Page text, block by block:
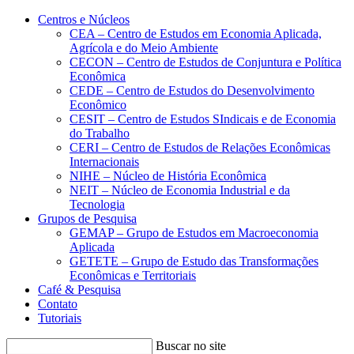
Conteúdo principal Menu principal
Centros e Núcleos
CEA – Centro de Estudos em Economia Aplicada,
Agrícola e do Meio Ambiente
CECON – Centro de Estudos de Conjuntura e Política
Econômica
CEDE – Centro de Estudos do Desenvolvimento
Econômico
CESIT – Centro de Estudos SIndicais e de Economia
do Trabalho
CERI – Centro de Estudos de Relações Econômicas
Internacionais
NIHE – Núcleo de História Econômica
NEIT – Núcleo de Economia Industrial e da
Tecnologia
Grupos de Pesquisa
GEMAP – Grupo de Estudos em Macroeconomia
Aplicada
GETETE – Grupo de Estudo das Transformações
Econômicas e Territoriais
Café & Pesquisa
Contato
Tutoriais
Buscar no site